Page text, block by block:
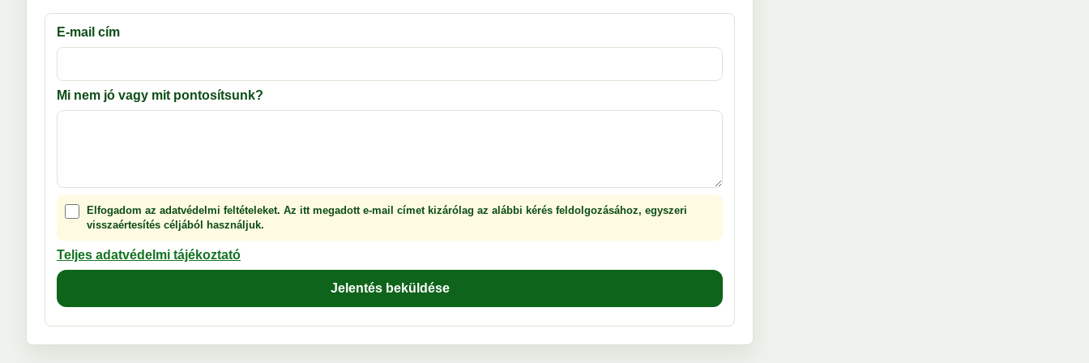
E-mail cím
Mi nem jó vagy mit pontosítsunk?
Elfogadom az adatvédelmi feltételeket. Az itt megadott e-mail címet kizárólag az alábbi kérés feldolgozásához, egyszeri
visszaértesítés céljából használjuk.
Teljes adatvédelmi tájékoztató
Jelentés beküldése